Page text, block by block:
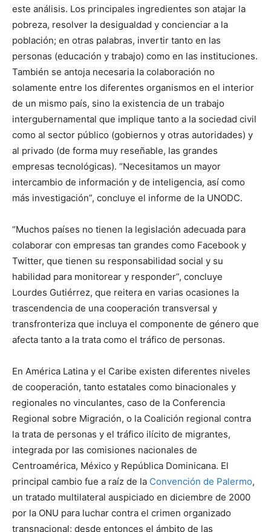
este análisis. Los principales ingredientes son atajar la
pobreza, resolver la desigualdad y concienciar a la
población; en otras palabras, invertir tanto en las
personas (educación y trabajo) como en las instituciones.
También se antoja necesaria la colaboración no
solamente entre los diferentes organismos en el interior
de un mismo país, sino la existencia de un trabajo
intergubernamental que implique tanto a la sociedad civil
como al sector público (gobiernos y otras autoridades) y
al privado (de forma muy reseñable, las grandes
empresas tecnológicas). “Necesitamos un mayor
intercambio de información y de inteligencia, así como
más investigación”, concluye el informe de la UNODC.
“Muchos países no tienen la legislación adecuada para
colaborar con empresas tan grandes como Facebook y
Twitter, que tienen su responsabilidad social y su
habilidad para monitorear y responder”, concluye
Lourdes Gutiérrez, que reitera en varias ocasiones la
trascendencia de una cooperación transversal y
transfronteriza que incluya el componente de género que
afecta tanto a la trata como el tráfico de personas.
En América Latina y el Caribe existen diferentes niveles
de cooperación, tanto estatales como binacionales y
regionales no vinculantes, caso de la Conferencia
Regional sobre Migración, o la Coalición regional contra
la trata de personas y el tráfico ilícito de migrantes,
integrada por las comisiones nacionales de
Centroamérica, México y República Dominicana. El
principal cambio fue a raíz de la Convención de Palermo,
un tratado multilateral auspiciado en diciembre de 2000
por la ONU para luchar contra el crimen organizado
transnacional; desde entonces el ámbito de las